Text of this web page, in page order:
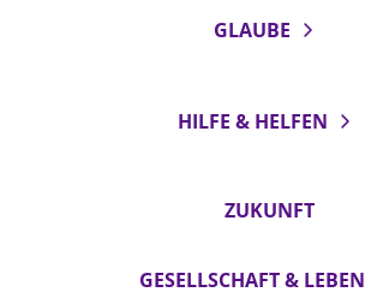
GLAUBE
HILFE & HELFEN
ZUKUNFT
GESELLSCHAFT & LEBEN